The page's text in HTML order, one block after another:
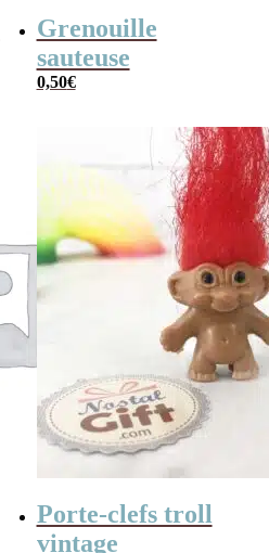
Grenouille
sauteuse
0,50€
Porte-clefs troll
vintage